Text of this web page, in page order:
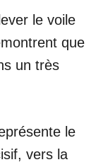
le voile
que
un très
le
vers la